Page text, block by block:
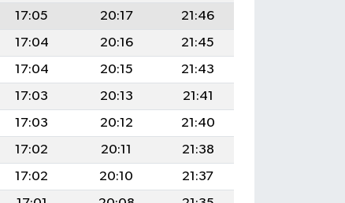
17:05 20:17
21:46
17:04 20:16
21:45
17:04 20:15
21:43
17:03 20:13
21:41
17:03 20:12
21:40
17:02 20:11
21:38
17:02 20:10
21:37